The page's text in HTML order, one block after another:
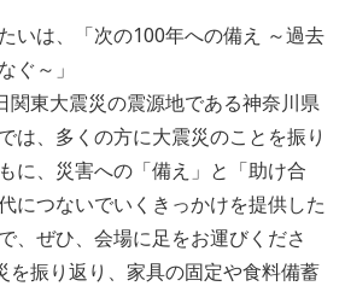
いは、「次の100年への備え ～過去
ぐ～」
関東大震災の震源地である神奈川県
は、多くの方に大震災のことを振り
に、災害への「備え」と「助け合
につないでいくきっかけを提供した
、ぜひ、会場に足をお運びくださ
を振り返り、家具の固定や食料備蓄